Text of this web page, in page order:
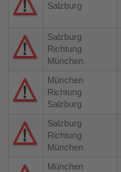
Salzburg
Salzburg
Richtung
München
München
Richtung
Salzburg
Salzburg
Richtung
München
München